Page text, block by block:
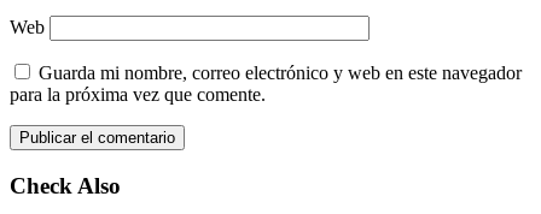
Web
Guarda mi nombre, correo electrónico y web en este navegador
para la próxima vez que comente.
Check Also